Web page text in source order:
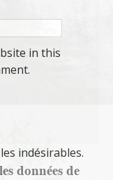
in this
indésirables.
données de